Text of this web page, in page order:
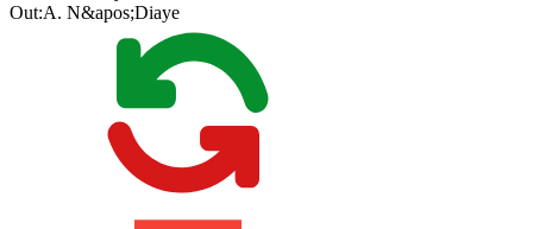
Out:A. N&apos;Diaye